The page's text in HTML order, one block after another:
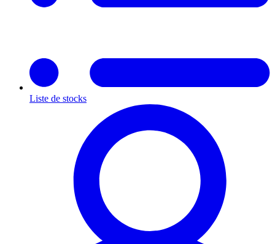
Liste de stocks